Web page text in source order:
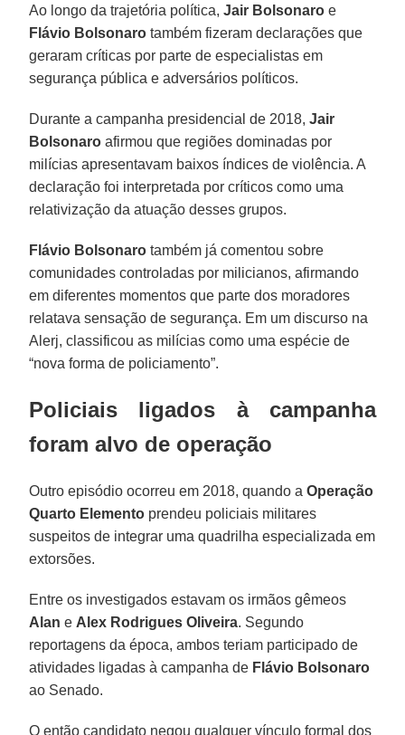
Ao longo da trajetória política,Jair Bolsonaro e
Flávio Bolsonaro também fizeram declarações que
geraram críticas por parte de especialistas em
segurança pública e adversários políticos.
Durante a campanha presidencial de 2018,Jair
Bolsonaro afirmou que regiões dominadas por
milícias apresentavam baixos índices de violência. A
declaração foi interpretada por críticos como uma
relativização da atuação desses grupos.
Flávio Bolsonaro também já comentou sobre
comunidades controladas por milicianos, afirmando
em diferentes momentos que parte dos moradores
relatava sensação de segurança. Em um discurso na
Alerj, classificou as milícias como uma espécie de
“nova forma de policiamento”.
Policiais ligados à campanha
foram alvo de operação
Outro episódio ocorreu em 2018, quando aOperação
Quarto Elemento prendeu policiais militares
suspeitos de integrar uma quadrilha especializada em
extorsões.
Entre os investigados estavam os irmãos gêmeos
Alan e Alex Rodrigues Oliveira. Segundo
reportagens da época, ambos teriam participado de
atividades ligadas à campanha de Flávio Bolsonaro
ao Senado.
O então candidato negou qualquer vínculo formal dos